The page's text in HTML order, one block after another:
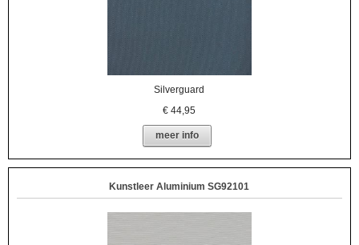
Silverguard
€44,95
meer info
Kunstleer Aluminium SG92101